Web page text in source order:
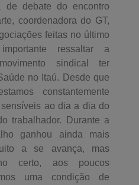
de debate do encontro
coordenadora do GT,
feitas no último
ressaltar a
sindical ter
no Itaú. Desde que
constantemente
ao dia a dia do
trabalhador. Durante a
ganhou ainda mais
a se avança, mas
certo, aos poucos
uma condição de